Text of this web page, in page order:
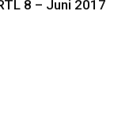
8 – Juni 2017